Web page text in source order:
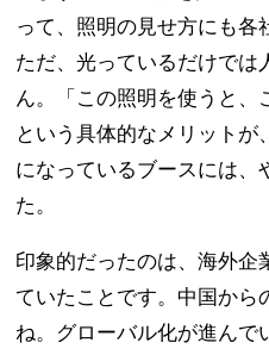
って、照明の見せ方にも各
ただ、光っているだけでは
ん。「この照明を使うと、
という具体的なメリットが
になっているブースには、
た。
印象的だったのは、海外企
ていたことです。中国から
ね。グローバル化が進んで